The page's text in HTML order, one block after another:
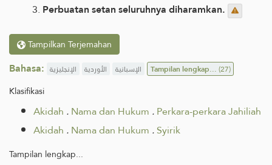
Perbuatan setan seluruhnya diharamkan.
Tampilkan Terjemahan
Bahasa: الإنجليزية الأوردية الإسبانية Tampilan lengkap...(27)
Klasifikasi
Akidah .Nama dan Hukum .Perkara-perkara Jahiliah
Akidah .Nama dan Hukum .Syirik
Tampilan lengkap...